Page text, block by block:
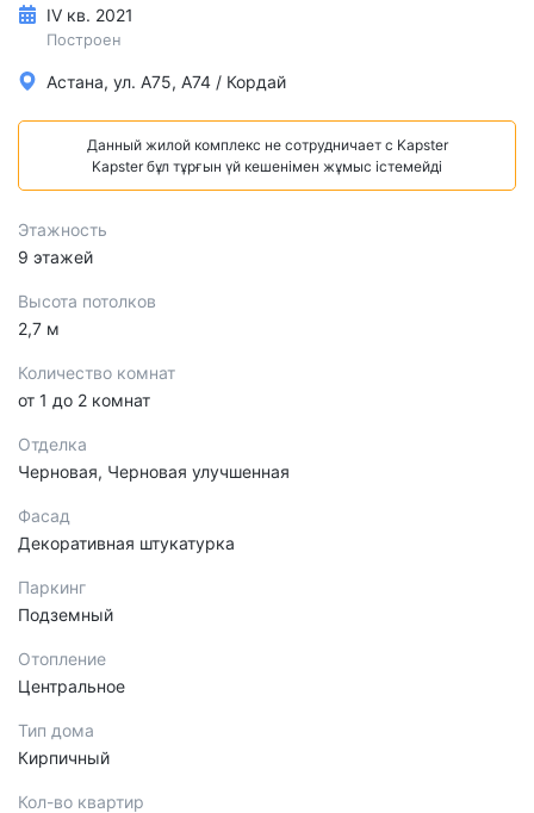
IV кв. 2021
Построен
Астана, ул. А75, А74 / Кордай
Данный жилой комплекс не сотрудничает с Kapster
Kapster бұл тұрғын үй кешенімен жұмыс істемейді
Этажность
9 этажей
Высота потолков
2,7 м
Количество комнат
от 1 до 2 комнат
Отделка
Черновая, Черновая улучшенная
Фасад
Декоративная штукатурка
Паркинг
Подземный
Отопление
Центральное
Тип дома
Кирпичный
Кол-во квартир